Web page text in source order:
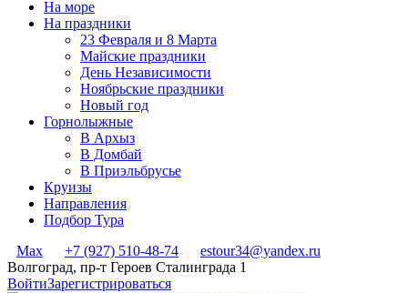
На море
На праздники
23 Февраля и 8 Марта
Майские праздники
День Независимости
Ноябрьские праздники
Новый год
Горнолыжные
В Архыз
В Домбай
В Приэльбрусье
Круизы
Направления
Подбор Тура
Max
+7 (927) 510-48-74
estour34@yandex.ru
Волгоград, пр-т Героев Сталинграда 1
ВойтиЗарегистрироваться